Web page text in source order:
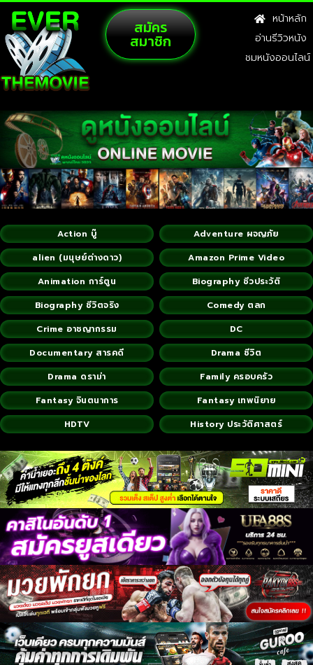
สมัคร
สมาชิก
หน้าหลัก
อ่านรีวิวหนัง
ชมหนังออนไลน์
Action บู๊
Adventure ผจญภัย
alien (มนุษย์ต่างดาว)
Amazon Prime Video
Animation การ์ตูน
Biography ชีวประวัติ
Biography ชีวิตจริง
Comedy ตลก
Crime อาชญากรรม
DC
Documentary สารคดี
Drama ชีวิต
Drama ดราม่า
Family ครอบครัว
Fantasy จินตนาการ
Fantasy เทพนิยาย
HDTV
History ประวัติศาสตร์